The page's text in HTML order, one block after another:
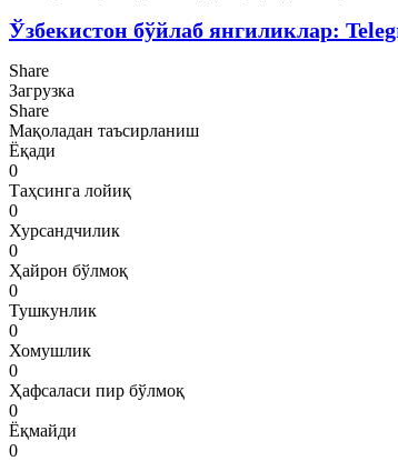
Ўзбекистон бўйлаб янгиликлар:
Share
Загрузка
Share
Мақоладан таъсирланиш
Ёқади
0
Таҳсинга лойиқ
0
Хурсандчилик
0
Ҳайрон бўлмоқ
0
Тушкунлик
0
Хомушлик
0
Ҳафсаласи пир бўлмоқ
0
Ёқмайди
0